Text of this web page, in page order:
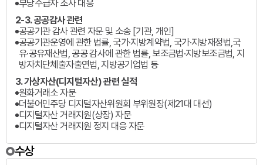
부당수급자 조사 대응
2-3. 공공감사 관련
공공기관 감사 관련 자문 및 소송 [기관, 개인]
공공기관운영에 관한 법률, 국가·지방계약법, 국가·지방재정법,국
유·공유재산법, 공공 감사에 관한 법률, 보조금법·지방보조금법, 지
방자치단체출자출연법, 지방공기업법 등
3. 가상자산(디지털자산) 관련 실적
원화거래소 자문
더불어민주당 디지털자산위원회 부위원장(제21대 대선)
디지털자산 거래지원(상장) 자문
디지털자산 거래지원 정지 대응 자문
수상